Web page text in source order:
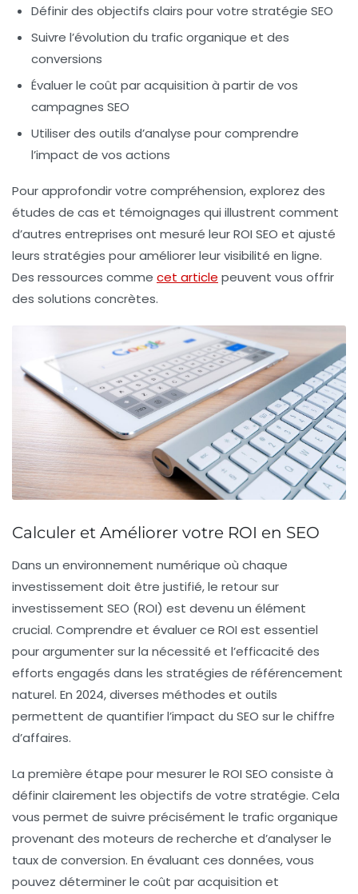
Définir des objectifs clairs pour votre stratégie SEO
Suivre l’évolution du trafic organique et des
conversions
Évaluer le coût par acquisition à partir de vos
campagnes SEO
Utiliser des outils d’analyse pour comprendre
l’impact de vos actions
Pour approfondir votre compréhension, explorez des
études de cas et témoignages qui illustrent comment
d’autres entreprises ont mesuré leur ROI SEO et ajusté
leurs stratégies pour améliorer leurvisibilité en ligne.
Des ressources comme cet article peuvent vous offrir
des solutions concrètes.
Calculer et Améliorer votre ROI en SEO
Dans un environnement numérique où chaque
investissement doit être justifié,le retour sur
investissement SEO (ROI) est devenu un élément
crucial. Comprendre et évaluer ce ROI est essentiel
pour argumenter sur la nécessité et l’efficacité des
efforts engagés dans les stratégies de référencement
naturel. En 2024, diverses méthodes et outils
permettent de quantifier l’impact du SEO sur le chiffre
d’affaires.
La première étape pour mesurer le ROI SEO consiste à
définir clairement les objectifs de votre stratégie. Cela
vous permet de suivre précisément le trafic organique
provenant des moteurs de recherche et d’analyser le
taux de conversion. En évaluant ces données, vous
pouvez déterminer le coût par acquisition et